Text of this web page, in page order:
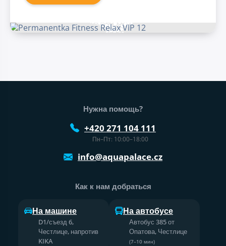
Нижний колонтитул веб-сайта
Нужна помощь?
+420 271 104 111
Пн–Пт: 10:00–18:00
info@aquapalace.cz
Как к нам добраться
На машине
D1/съезд 6,
Честлице, напротив
KIKA
На автобусе
Автобус 385 от
Опатова, Честлице
(7–10 мин)